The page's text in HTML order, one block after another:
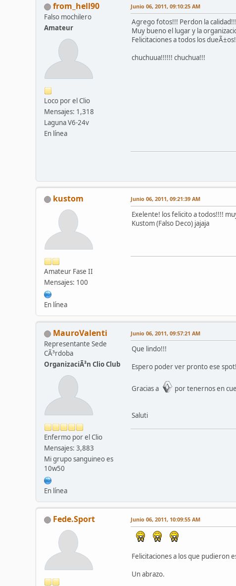
from_hell90
Falso mochilero
Amateur
Loco por el Clio
Mensajes: 1,318
Laguna V6-24v
En línea
Junio 06, 2011, 09:10:25 AM
Agrego fotos!!! Perdon la calidad!!!
Muy bueno el lugar y la
Felicitaciones a todos los
chuchuua!!!!!! chuchua!!!
kustom
Amateur Fase II
Mensajes: 100
En línea
Junio 06, 2011, 09:21:39 AM
Exelente! los felicito a todos!!!!
Kustom (Falso Deco) jajaja
MauroValenti
Representante Sede
CÃ³rdoba
OrganizaciÃ³n Clio Club
Enfermo por el Clio
Mensajes: 3,883
Mi grupo sanguineo es
10w50
En línea
Junio 06, 2011, 09:57:21 AM
Que lindo!!!
Espero poder ver pronto ese spot!
Gracias a por tenernos en
Saluti
Fede.Sport Junio 06, 2011, 10:09:55 AM
Felicitaciones a los que pudieron
Un abrazo.